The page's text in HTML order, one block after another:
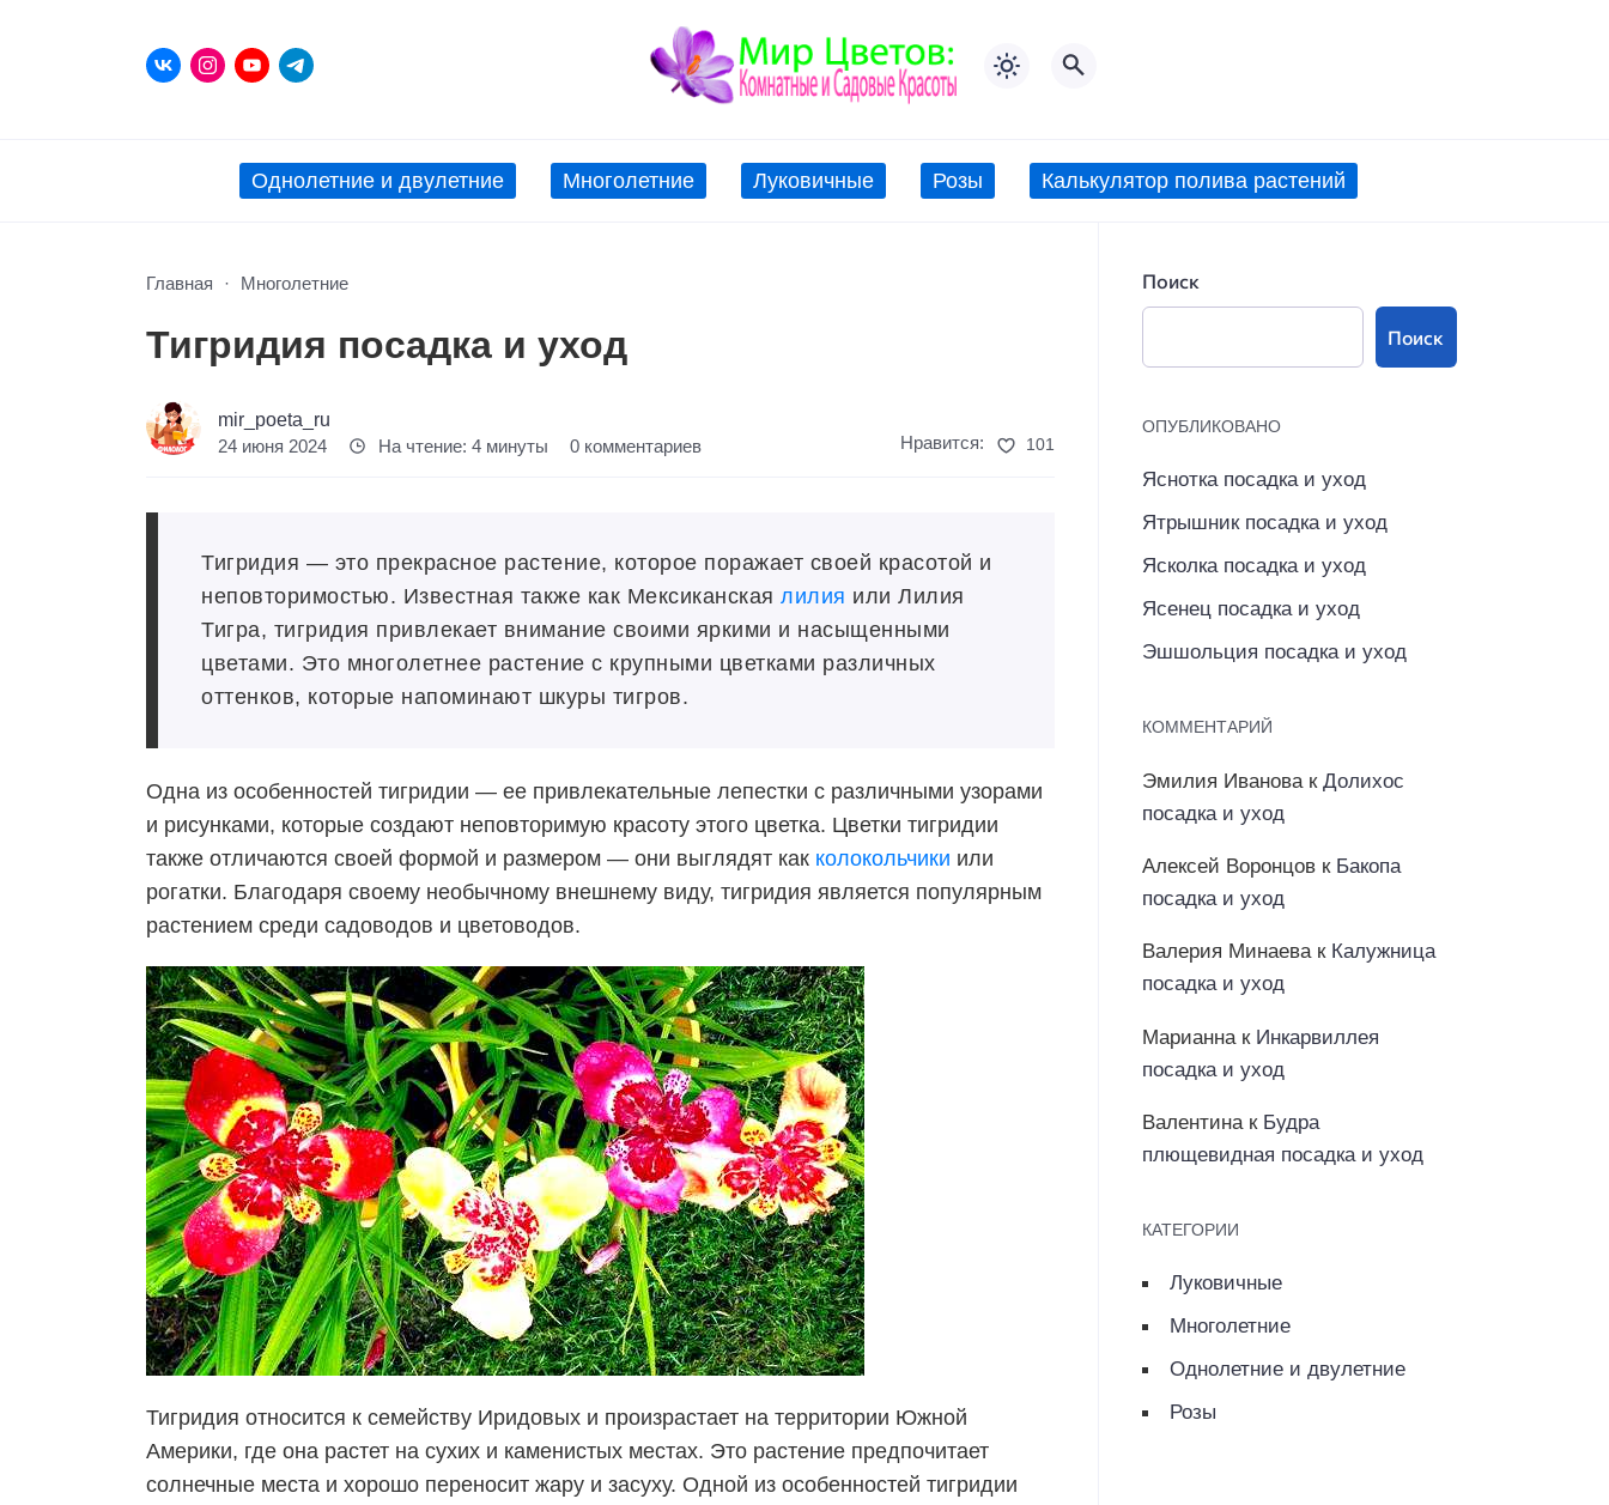
Однолетние и двулетние Многолетние Луковичные Розы Калькулятор полива растений
Главная Многолетние
Тигридия посадка и уход
mir_poeta_ru
24 июня 2024 На чтение: 4 минуты 0 комментариев Нравится: 101
Тигридия — это прекрасное растение, которое поражает своей красотой и
неповторимостью. Известная также как Мексиканская лилия или Лилия
Тигра, тигридия привлекает внимание своими яркими и насыщенными
цветами. Это многолетнее растение с крупными цветками различных
оттенков, которые напоминают шкуры тигров.
Одна из особенностей тигридии — ее привлекательные лепестки с различными узорами
и рисунками, которые создают неповторимую красоту этого цветка. Цветки тигридии
также отличаются своей формой и размером — они выглядят как колокольчики или
рогатки. Благодаря своему необычному внешнему виду, тигридия является популярным
растением среди садоводов и цветоводов.
Тигридия относится к семейству Иридовых и произрастает на территории Южной
Америки, где она растет на сухих и каменистых местах. Это растение предпочитает
солнечные места и хорошо переносит жару и засуху. Одной из особенностей тигридии
Поиск
Поиск
ОПУБЛИКОВАНО
Яснотка посадка и уход
Ятрышник посадка и уход
Ясколка посадка и уход
Ясенец посадка и уход
Эшшольция посадка и уход
КОММЕНТАРИЙ
Эмилия Иванова кДолихос
посадка и уход
Алексей Воронцов к Бакопа
посадка и уход
Валерия Минаевак Калужница
посадка и уход
Марианна к Инкарвиллея
посадка и уход
Валентина к Будра
плющевидная посадка и уход
КАТЕГОРИИ
Луковичные
Многолетние
Однолетние и двулетние
Розы